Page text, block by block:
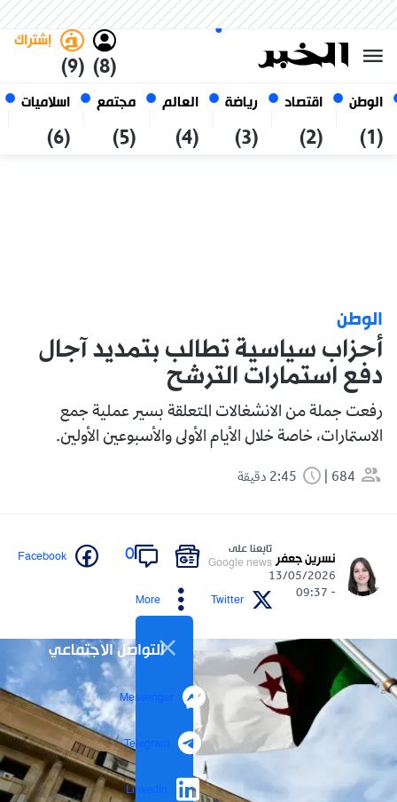
الوطن
(1)
اقتصاد
(2)
رياضة
(3)
العالم
(4)
مجتمع
(5)
اسلاميات
(6)
(8)
إشتراك
(9)
أغسطس 2026
الجزائر
الوطن
أحزاب سياسية تطالب بتمديد آجال
دفع استمارات الترشح
رفعت جملة من الانشغالات المتعلقة بسير عملية جمع
الاستمارات، خاصة خلال الأيام الأولى والأسبوعين الأولين.
684
نسرين جعفر
13/05/2026
- 09:37
تابعنا على
Google news
0
Facebook
Twitter
More
التواصل الاجتماعي
Messenger
Telegram
LinkedIn